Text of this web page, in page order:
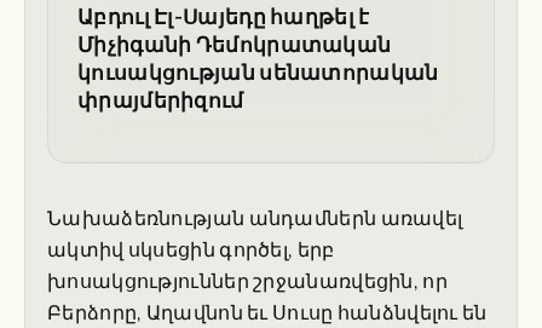
Աբդուլ Էլ-Սայեդը հաղթել է
Միչիգանի Դեմոկրատական
կուսակցության սենատորական
փրայմերիզում
Նախաձեռնության անդամներն առավել
ակտիվ սկսեցին գործել, երբ
խոսակցություններ շրջանառվեցին, որ
Բերձորը, Աղավնոն եւ Սուսը հանձնվելու են